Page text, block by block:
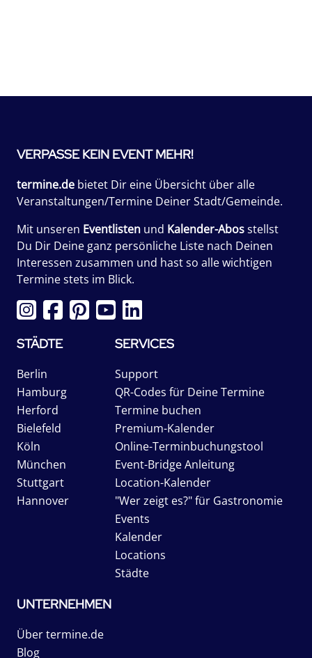
VERPASSE KEIN EVENT MEHR!
termine.de bietet Dir eine Übersicht über alle
Veranstaltungen/Termine Deiner Stadt/Gemeinde.
Mit unseren Eventlisten und Kalender-Abosstellst
Du Dir Deine ganz persönliche Liste nach Deinen
Interessen zusammen und hast so alle wichtigen
Termine stets im Blick.
STÄDTE
Berlin
Hamburg
Herford
Bielefeld
Köln
München
Stuttgart
Hannover
SERVICES
Support
QR-Codes für Deine Termine
Termine buchen
Premium-Kalender
Online-Terminbuchungstool
Event-Bridge Anleitung
Location-Kalender
"Wer zeigt es?" für Gastronomie
Events
Kalender
Locations
Städte
UNTERNEHMEN
Über termine.de
Blog